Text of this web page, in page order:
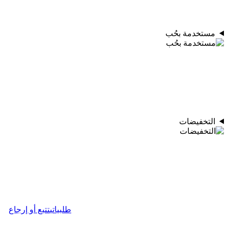
مستخدمة بحُب
التخفيضات
طلبياتيتتبع أو إرجاع